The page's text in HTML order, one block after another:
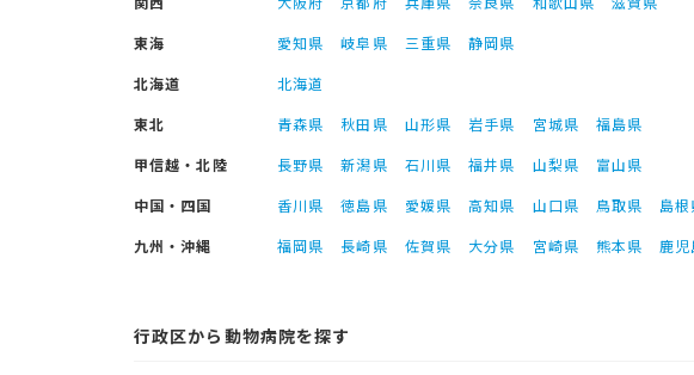
東海
愛知県 岐阜県 三重県
静岡県
北海道
北海道
東北
青森県 秋田県 山形県 岩手県 宮城県
福島県
甲信越・北陸
長野県 新潟県 石川県 福井県 山梨県
富山県
中国・四国
香川県 徳島県 愛媛県 高知県 山口県 鳥取県 島根
九州・沖縄
福岡県 長崎県 佐賀県 大分県 宮崎県 熊本県 鹿
行政区から動物病院を探す